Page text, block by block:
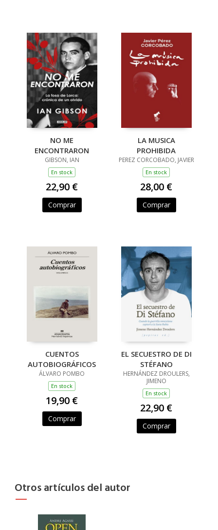
NO ME
ENCONTRARON
GIBSON, IAN
En stock
22,90 €
Comprar
LA MUSICA
PROHIBIDA
PEREZ CORCOBADO, JAVIER
En stock
28,00 €
Comprar
CUENTOS
AUTOBIOGRÁFICOS
ÁLVARO POMBO
En stock
19,90 €
Comprar
EL SECUESTRO DE DI
STÉFANO
HERNÁNDEZ DROULERS,
JIMENO
En stock
22,90 €
Comprar
Otros artículos del autor